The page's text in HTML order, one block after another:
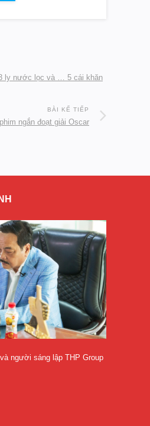
ly nước lọc và … 5 cái khăn
BÀI KẾ TIẾP
ngắn đoạt giải Oscar
người sáng lập THP Group